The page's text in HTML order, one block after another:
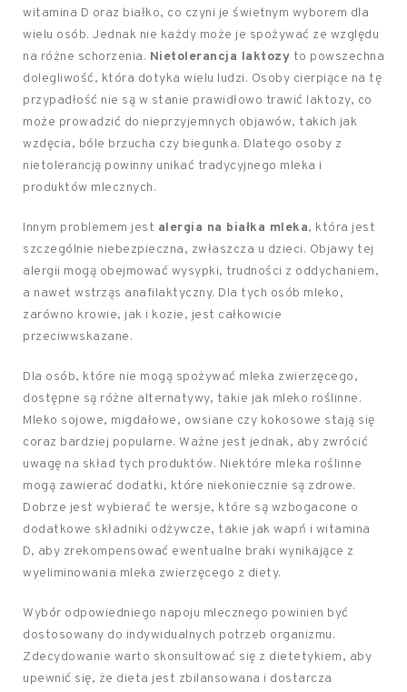
witamina D oraz białko, co czyni je świetnym wyborem dla
wielu osób. Jednak nie każdy może je spożywać ze względu
na różne schorzenia. Nietolerancja laktozy to powszechna
dolegliwość, która dotyka wielu ludzi. Osoby cierpiące na tę
przypadłość nie są w stanie prawidłowo trawić laktozy, co
może prowadzić do nieprzyjemnych objawów, takich jak
wzdęcia, bóle brzucha czy biegunka. Dlatego osoby z
nietolerancją powinny unikać tradycyjnego mleka i
produktów mlecznych.
Innym problemem jest alergia na białka mleka, która jest
szczególnie niebezpieczna, zwłaszcza u dzieci. Objawy tej
alergii mogą obejmować wysypki, trudności z oddychaniem,
a nawet wstrząs anafilaktyczny. Dla tych osób mleko,
zarówno krowie, jak i kozie, jest całkowicie
przeciwwskazane.
Dla osób, które nie mogą spożywać mleka zwierzęcego,
dostępne są różne alternatywy, takie jak mleko roślinne.
Mleko sojowe, migdałowe, owsiane czy kokosowe stają się
coraz bardziej popularne. Ważne jest jednak, aby zwrócić
uwagę na skład tych produktów. Niektóre mleka roślinne
mogą zawierać dodatki, które niekoniecznie są zdrowe.
Dobrze jest wybierać te wersje, które są wzbogacone o
dodatkowe składniki odżywcze, takie jak wapń i witamina
D, aby zrekompensować ewentualne braki wynikające z
wyeliminowania mleka zwierzęcego z diety.
Wybór odpowiedniego napoju mlecznego powinien być
dostosowany do indywidualnych potrzeb organizmu.
Zdecydowanie warto skonsultować się z dietetykiem, aby
upewnić się, że dieta jest zbilansowana i dostarcza